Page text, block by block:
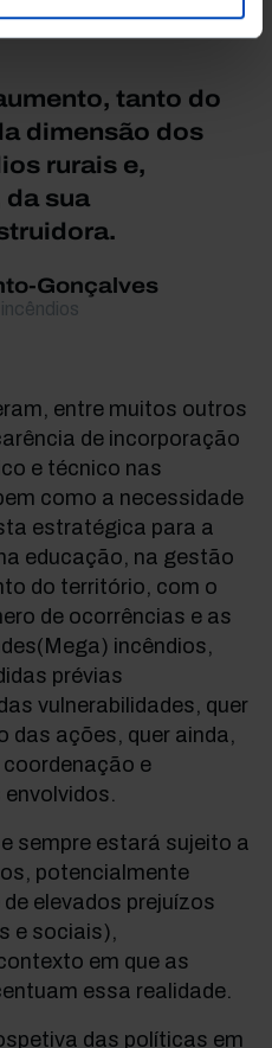
tanto do
dimensão dos
rurais e,
sua
Gonçalves
entre muitos outros
de incorporação
e técnico nas
como a necessidade
estratégica para a
educação, na gestão
do território, com o
de ocorrências e as
incêndios,
prévias
vulnerabilidades, quer
das ações, quer ainda,
e
sempre estará sujeito a
potencialmente
elevados prejuízos
e sociais),
em que as
essa realidade.
das políticas em